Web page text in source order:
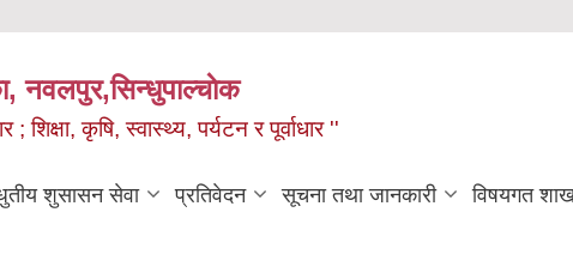
नवलपुर,सिन्धुपाल्चाेक
; शिक्षा, कृषि, स्वास्थ्य, पर्यटन र पूर्वाधार ''
शुसासन सेवा प्रतिवेदन सूचना तथा जानकारी विषयगत